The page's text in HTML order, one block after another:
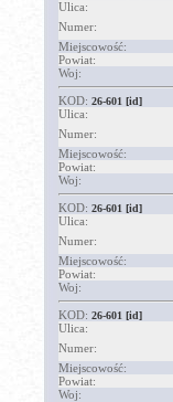
Ulica:
Numer:
Miejscowość:
Powiat:
Woj:
KOD: 26-601 [id]
Ulica:
Numer:
Miejscowość:
Powiat:
Woj:
KOD: 26-601 [id]
Ulica:
Numer:
Miejscowość:
Powiat:
Woj:
KOD: 26-601 [id]
Ulica:
Numer:
Miejscowość:
Powiat:
Woj: